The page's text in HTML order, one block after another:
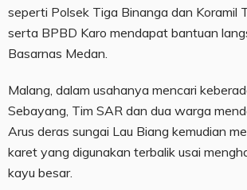
seperti Polsek Tiga Binanga dan Koramil
serta BPBD Karo mendapat bantuan
Basarnas Medan.
Malang, dalam usahanya mencari
Sebayang, Tim SAR dan dua warga
Arus deras sungai Lau Biang kemudian
karet yang digunakan terbalik usai
kayu besar.